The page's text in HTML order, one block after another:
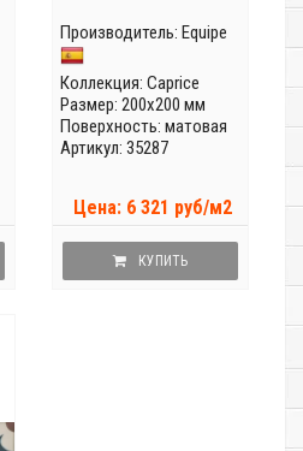
Производитель: Equipe
Коллекция: Caprice
Размер: 200x200 мм
Поверхность: матовая
Артикул: 35287
Цена: 6 321 руб/м2
КУПИТЬ